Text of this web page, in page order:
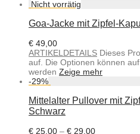
Goa-Jacke mit Zipfel-
€ 49,00
ARTIKELDETAILS Dieses
auf. Die Optionen können
werden Zeige mehr
-29%
Mittelalter Pullover mit
Schwarz
€ 25,00 – € 29,00